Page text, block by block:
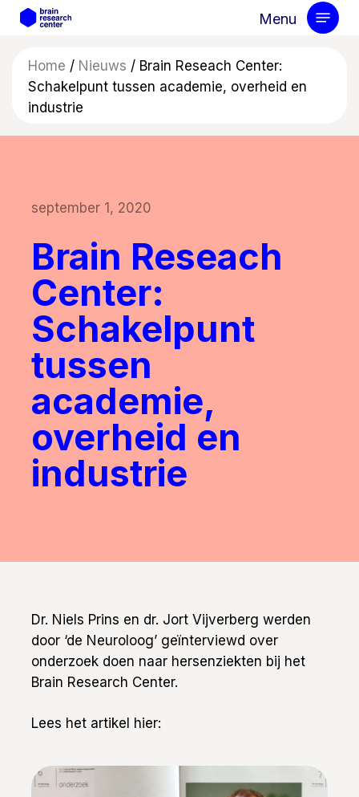
Skip
content
Menu
Home / Nieuws / Brain Reseach Center:
Schakelpunt tussen academie, overheid en
industrie
september 1, 2020
Brain Reseach
Center:
Schakelpunt
tussen
academie,
overheid en
industrie
Dr. Niels Prins en dr. Jort Vijverberg werden
door ‘de Neuroloog’ geïnterviewd over
onderzoek doen naar hersenziekten bij het
Brain Research Center.
Lees het artikel hier: